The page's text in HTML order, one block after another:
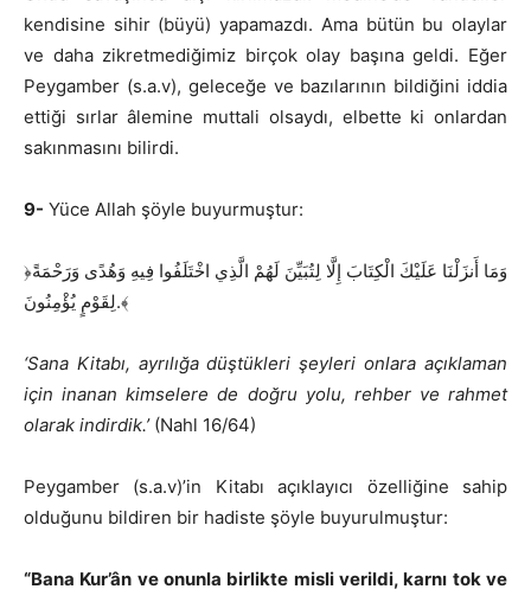
kendisine sihir (büyü) yapamazdı. Ama bütün bu olaylar
ve daha zikretmediğimiz birçok olay başına geldi. Eğer
Peygamber (s.a.v), geleceğe ve bazılarının bildiğini iddia
ettiği sırlar âlemine muttali olsaydı, elbette ki onlardan
sakınmasını bilirdi.
9- Yüce Allah şöyle buyurmuştur:
﴿وَمَا أَنزَلْنَا عَلَيْكَ الْكِتَابَ إِلَّا لِتُبَيِّنَ لَهُمْ الَّذِي اخْتَلَفُوا فِيهِ وَهُدًى وَرَحْمَةً
لِقَوْمٍ يُؤْمِنُونَ.﴾
‘Sana Kitabı, ayrılığa düştükleri şeyleri onlara açıklaman
için inanan kimselere de doğru yolu, rehber ve rahmet
olarak indirdik.’(Nahl 16/64)
Peygamber (s.a.v)’in Kitabı açıklayıcı özelliğine sahip
olduğunu bildiren bir hadiste şöyle buyurulmuştur:
“Bana Kur’ân ve onunla birlikte misli verildi, karnı tok ve